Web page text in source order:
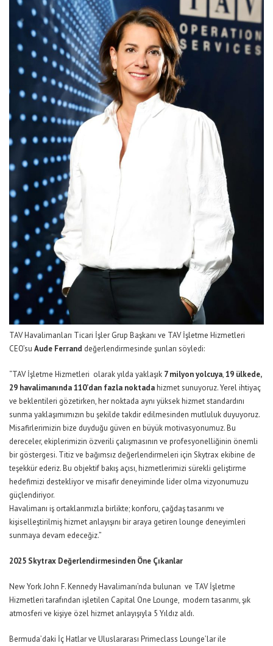
TAV Havalimanları Ticari İşler Grup Başkanı ve TAV İşletme Hizmetleri
CEO’su Aude Ferrand değerlendirmesinde şunları söyledi:
“TAV İşletme Hizmetleri olarak yılda yaklaşık 7 milyon yolcuya,19 ülkede,
29 havalimanında 110’dan fazla noktadahizmet sunuyoruz. Yerel ihtiyaç
ve beklentileri gözetirken, her noktada aynı yüksek hizmet standardını
sunma yaklaşımımızın bu şekilde takdir edilmesinden mutluluk duyuyoruz.
Misafirlerimizin bize duyduğu güven en büyük motivasyonumuz. Bu
dereceler, ekiplerimizin özverili çalışmasının ve profesyonelliğinin önemli
bir göstergesi. Titiz ve bağımsız değerlendirmeleri için Skytrax ekibine de
teşekkür ederiz. Bu objektif bakış açısı, hizmetlerimizi sürekli geliştirme
hedefimizi destekliyor ve misafir deneyiminde lider olma vizyonumuzu
güçlendiriyor.
Havalimanı iş ortaklarımızla birlikte; konforu, çağdaş tasarımı ve
kişiselleştirilmiş hizmet anlayışını bir araya getiren lounge deneyimleri
sunmaya devam edeceğiz.”
2025 Skytrax Değerlendirmesinden Öne Çıkanlar
New York John F. Kennedy Havalimanı’nda bulunan ve TAV İşletme
Hizmetleri tarafından işletilen Capital One Lounge, modern tasarımı, şık
atmosferi ve kişiye özel hizmet anlayışıyla 5 Yıldız aldı.
Bermuda’daki İç Hatlar ve Uluslararası Primeclass Lounge’lar ile